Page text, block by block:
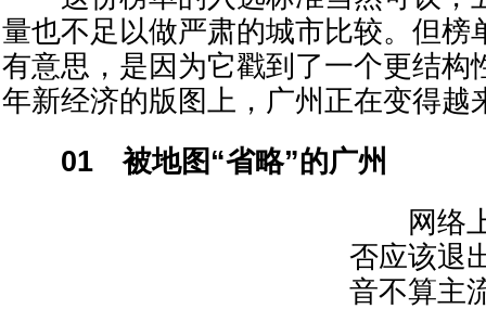
量也不足以做严肃的城市比较。但榜
有意思，是因为它戳到了一个更结构
年新经济的版图上，广州正在变得越
01 被地图“省略”的广州
网络上
否应该退
音不算主